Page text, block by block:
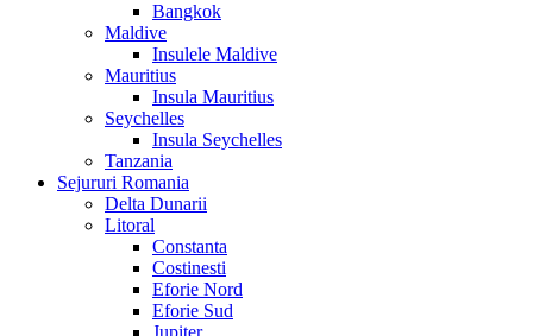
Bangkok
Maldive
Insulele Maldive
Mauritius
Insula Mauritius
Seychelles
Insula Seychelles
Tanzania
Sejururi Romania
Delta Dunarii
Litoral
Constanta
Costinesti
Eforie Nord
Eforie Sud
Jupiter